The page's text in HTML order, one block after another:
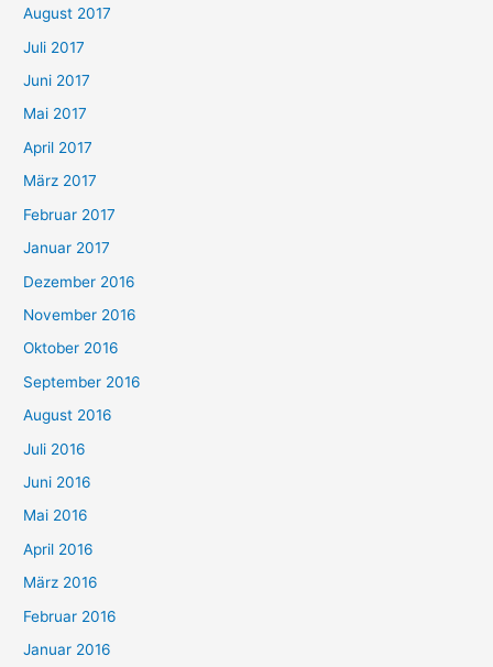
August 2017
Juli 2017
Juni 2017
Mai 2017
April 2017
März 2017
Februar 2017
Januar 2017
Dezember 2016
November 2016
Oktober 2016
September 2016
August 2016
Juli 2016
Juni 2016
Mai 2016
April 2016
März 2016
Februar 2016
Januar 2016